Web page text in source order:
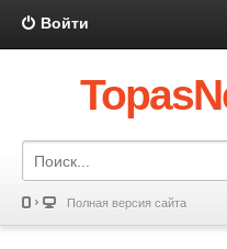
Войти
Полная версия сайта